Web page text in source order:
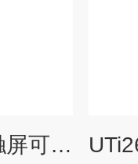
UTi256G/UTi384G触屏可调焦红外热成像仪